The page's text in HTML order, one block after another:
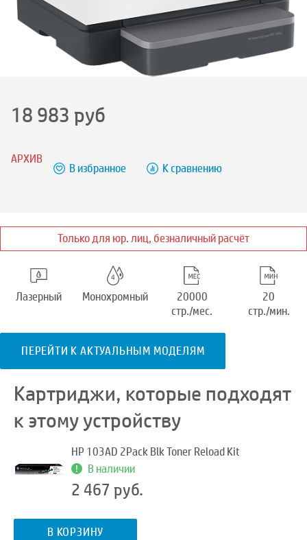
18 983 руб
АРХИВ
В избранное К сравнению
Только для юр. лиц, безналичный расчёт
Лазерный Монохромный
20000
стр./мес.
20
стр./мин.
ПЕРЕЙТИ К АКТУАЛЬНЫМ МОДЕЛЯМ
Картриджи, которые подходят
к этому устройству
HP 103AD 2Pack Blk Toner Reload Kit
В наличии
2 467 руб.
В КОРЗИНУ